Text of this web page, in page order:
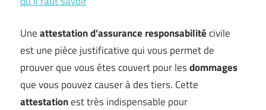
Uneattestationd’assurance responsabilitécivile
est une pièce justificative qui vous permet de
prouver que vous êtes couvert pour lesdommages
que vous pouvez causer à des tiers. Cette
attestationest très indispensable pour